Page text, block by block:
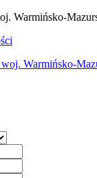
Warmińsko-